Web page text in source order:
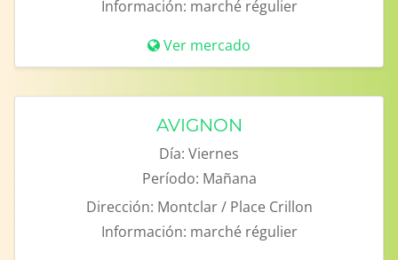
Información: marché régulier
Ver mercado
AVIGNON
Día: Viernes
Período: Mañana
Dirección: Montclar / Place Crillon
Información: marché régulier